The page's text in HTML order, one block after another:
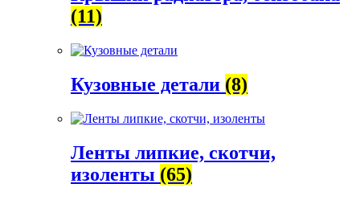
(11)
Кузовные детали (8)
Ленты липкие, скотчи,
изоленты (65)